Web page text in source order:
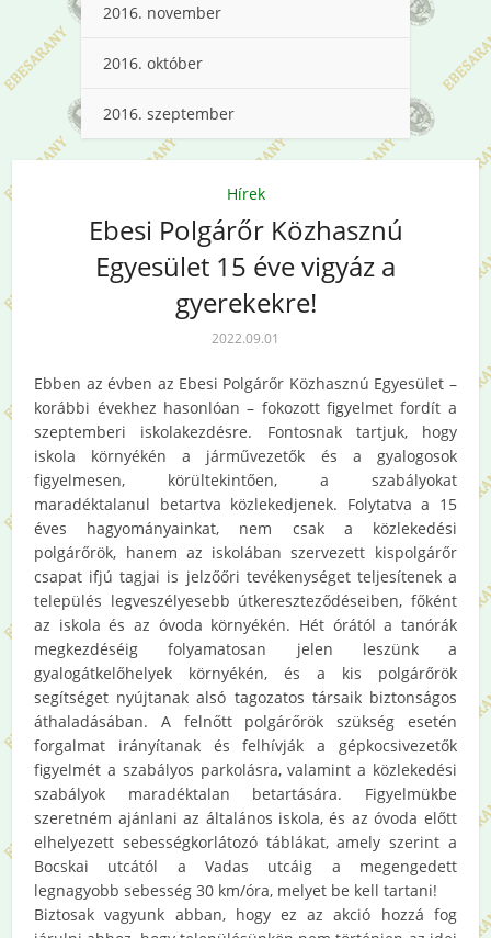
2016. november
2016. október
2016. szeptember
Hírek
Ebesi Polgárőr Közhasznú
Egyesület 15 éve vigyáz a
gyerekekre!
2022.09.01
Ebben az évben az Ebesi Polgárőr Közhasznú Egyesület –
korábbi évekhez hasonlóan – fokozott figyelmet fordít a
szeptemberi iskolakezdésre. Fontosnak tartjuk, hogy
iskola környékén a járművezetők és a gyalogosok
figyelmesen, körültekintően, a szabályokat
maradéktalanul betartva közlekedjenek. Folytatva a 15
éves hagyományainkat, nem csak a közlekedési
polgárőrök, hanem az iskolában szervezett kispolgárőr
csapat ifjú tagjai is jelzőőri tevékenységet teljesítenek a
település legveszélyesebb útkereszteződéseiben, főként
az iskola és az óvoda környékén. Hét órától a tanórák
megkezdéséig folyamatosan jelen leszünk a
gyalogátkelőhelyek környékén, és a kis polgárőrök
segítséget nyújtanak alsó tagozatos társaik biztonságos
áthaladásában. A felnőtt polgárőrök szükség esetén
forgalmat irányítanak és felhívják a gépkocsivezetők
figyelmét a szabályos parkolásra, valamint a közlekedési
szabályok maradéktalan betartására. Figyelmükbe
szeretném ajánlani az általános iskola, és az óvoda előtt
elhelyezett sebességkorlátozó táblákat, amely szerint a
Bocskai utcától a Vadas utcáig a megengedett
legnagyobb sebesség 30 km/óra, melyet be kell tartani!
Biztosak vagyunk abban, hogy ez az akció hozzá fog